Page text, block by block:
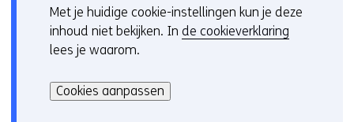
C
o
o
i
Met je huidige cookie-instellingen kun je deze
inhoud niet bekijken. In de cookieverklaring
lees je waarom.
kan
het
Cookies aanpassen